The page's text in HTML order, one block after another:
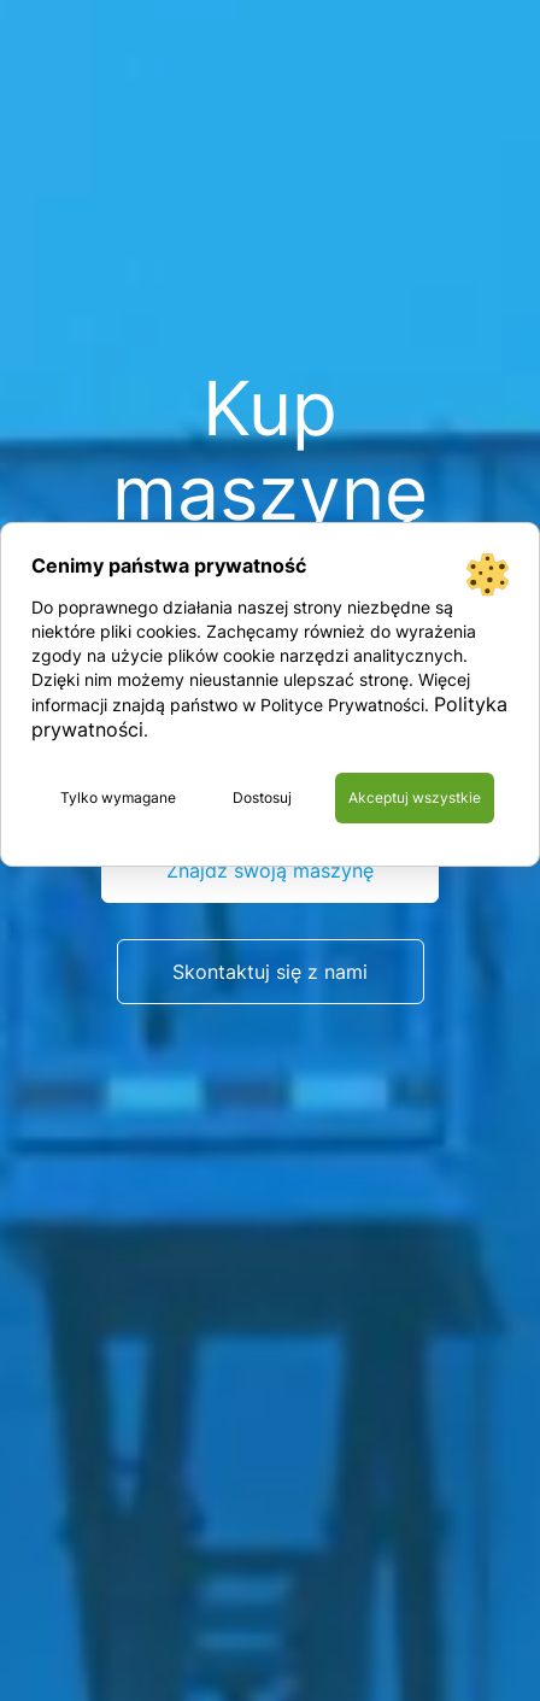
Kup
maszynę
online
Leasing onlinez decyzją w 15
minut i dostawą nawet
Znajdź swoją maszynę
Skontaktuj się z nami
Cenimy państwa prywatność
Do poprawnego działania naszej strony niezbędne są
niektóre pliki cookies. Zachęcamy również do wyrażenia
zgody na użycie plików cookie narzędzi analitycznych.
Dzięki nim możemy nieustannie ulepszać stronę. Więcej
informacji znajdą państwo w Polityce Prywatności. Polityka
prywatności.
Dostosuj
Tylko wymagane Akceptuj wszystkie